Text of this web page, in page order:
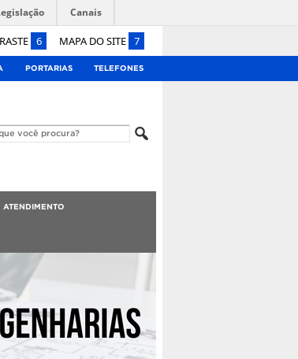
6 MAPA DO SITE 7
Canais
PORTARIAS TELEFONES
ATENDIMENTO